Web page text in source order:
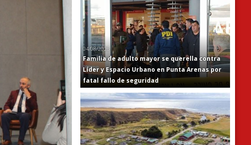
04/08/2026
Familia de adulto mayor se querella contra
Líder y Espacio Urbano en Punta Arenas por
fatal fallo de seguridad